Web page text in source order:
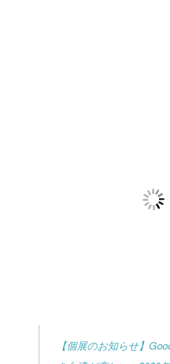
【個展のお知らせ】